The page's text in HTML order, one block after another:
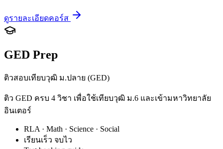
ดูรายละเอียดคอร์ส
GED Prep
ติวสอบเทียบวุฒิ ม.ปลาย (GED)
ติว GED ครบ 4 วิชา เพื่อใช้เทียบวุฒิ ม.6 และเข้ามหาวิทยาลัย
อินเตอร์
RLA · Math · Science · Social
เรียนเร็ว จบไว